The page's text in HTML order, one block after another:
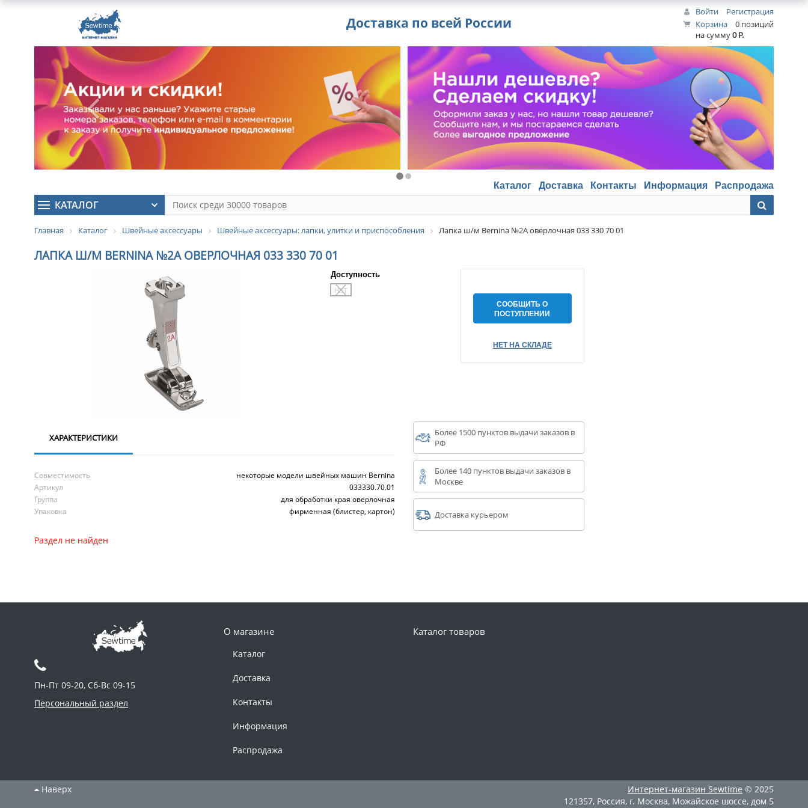
Войти
Регистрация
Корзина
0 позиций
на сумму0 Р.
Доставка по всей России
Каталог Доставка Контакты Информация Распродажа
КАТАЛОГ
Главная Каталог Швейные аксессуары Швейные аксессуары: лапки, улитки и приспособления Лапка ш/м Bernina №2А оверлочная 033 330 70 01
ЛАПКА Ш/М BERNINA №2А ОВЕРЛОЧНАЯ 033 330 70 01
Доступность
НЕТ
СООБЩИТЬ О
ПОСТУПЛЕНИИ
НЕТ НА СКЛАДЕ
ХАРАКТЕРИСТИКИ
Совместимость
некоторые модели швейных машин Bernina
Артикул
033330.70.01
Группа
для обработки края оверлочная
Упаковка
фирменная (блистер, картон)
Более 1500 пунктов выдачи заказов в
РФ
Более 140 пунктов выдачи заказов в
Москве
Доставка курьером
Раздел не найден
О магазине
Каталог
Доставка
Контакты
Информация
Распродажа
Каталог товаров
Пн-Пт 09-20, Сб-Вс 09-15
Персональный раздел
Наверх Интернет-магазин Sewtime © 2025
121357, Россия, г. Москва, Можайское шоссе, дом 5